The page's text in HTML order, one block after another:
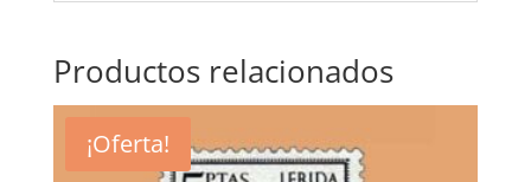
Productos relacionados
¡Oferta!